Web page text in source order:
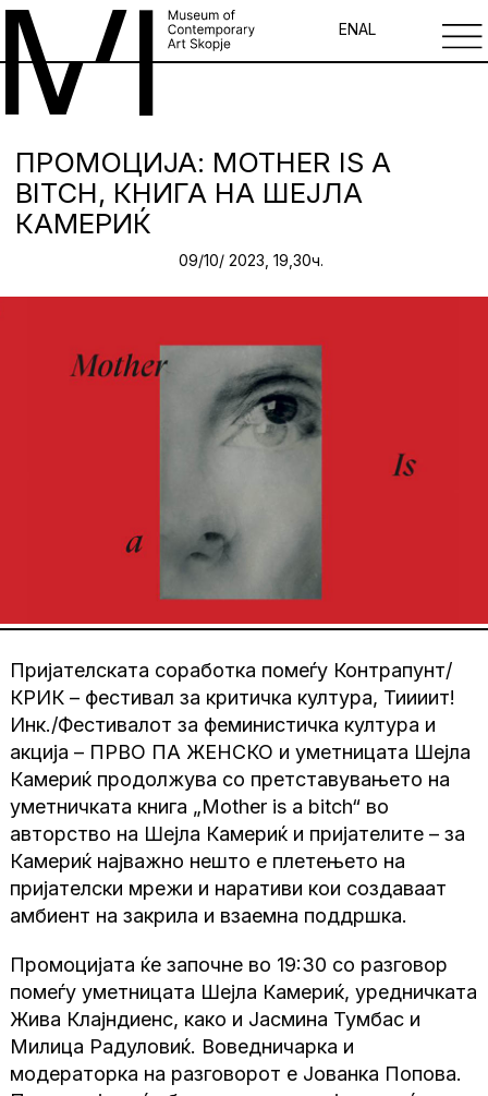
ENAL
ПРОМОЦИЈА: MOTHER IS A
BITCH, КНИГА НА ШЕЈЛА
КАМЕРИЌ
09/10/ 2023, 19,30ч.
Пријателската соработка помеѓу Контрапунт/
КРИК – фестивал за критичка култура, Тиииит!
Инк./Фестивалот за феминистичка култура и
акција – ПРВО ПА ЖЕНСКО и уметницата Шејла
Камериќ продолжува со претставувањето на
уметничката книга „Mother is a bitch“ во
авторство на Шејла Камериќ и пријателите – за
Камериќ најважно нешто е плетењето на
пријателски мрежи и наративи кои создаваат
амбиент на закрила и взаемна поддршка.
Промоцијата ќе започне во 19:30 со разговор
помеѓу уметницата Шејла Камериќ, уредничката
Жива Клајндиенс, како и Јасмина Тумбас и
Милица Радуловиќ. Воведничарка и
модераторка на разговорот е Јованка Попова.